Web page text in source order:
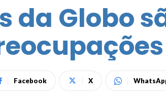
da Globo
Facebook X